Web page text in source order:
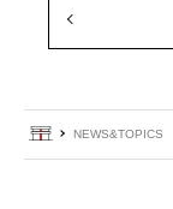
ホームNEWS&TOPICS